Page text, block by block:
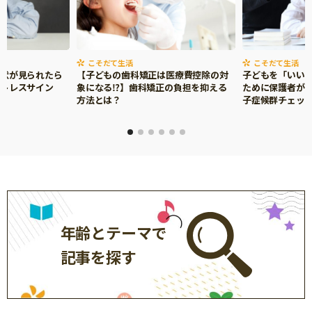
が見られたら
レスサイン
こそだて生活
【子どもの歯科矯正は医療費控除の対
象になる⁉】歯科矯正の負担を抑える
方法とは？
こそだて生活
子どもを「いい
ために保護者が
子症候群チェッ
年齢とテーマで
記事を探す